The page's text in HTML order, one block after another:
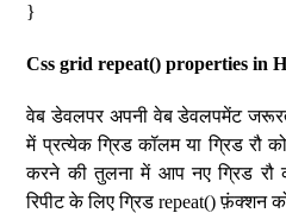
}
Css grid repeat() properties in
वेब डेवलपर अपनी वेब डेवलपमेंट
में प्रत्येक ग्रिड कॉलम या ग्रिड रौ
करने की तुलना में आप नए ग्रिड रौ
रिपीट के लिए ग्रिड repeat() फ़ंक्शन